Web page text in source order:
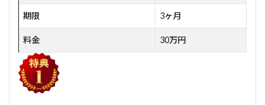
期限 3ヶ月
料金 30万円